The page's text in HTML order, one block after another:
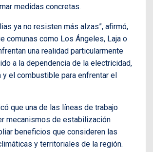
medidas concretas.
ya no resisten más alzas”, afirmó,
comunas como Los Ángeles, Laja o
una realidad particularmente
a la dependencia de la electricidad,
y el combustible para enfrentar el
que una de las líneas de trabajo
mecanismos de estabilización
beneficios que consideren las
y territoriales de la región.